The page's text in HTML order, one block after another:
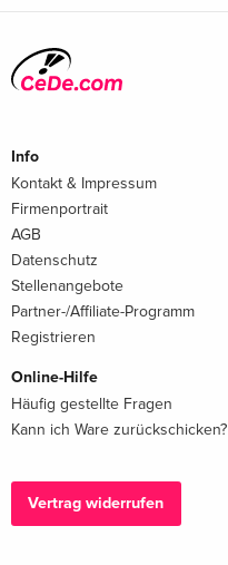
Info
Kontakt & Impressum
Firmenportrait
AGB
Datenschutz
Stellenangebote
Partner-/Affiliate-Programm
Registrieren
Online-Hilfe
Häufig gestellte Fragen
Kann ich Ware zurückschicken?
Vertrag widerrufen